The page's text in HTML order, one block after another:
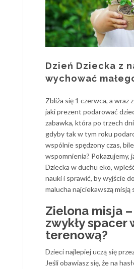
Dzień Dziecka z
wychować
Zbliża się 1 czerwca, a wraz
jaki prezent podarować
zabawka, która po trzech
gdyby tak w tym roku
wspólnie spędzony czas,
wspomnienia? Pokazujemy,
Dziecka w duchu eko,
nauki i sprawić, by wyjście
malucha najciekawszą misją
Zielona misja
zwykły spacer
terenową?
Dzieci najlepiej uczą się
Jeśli obawiasz się, że na